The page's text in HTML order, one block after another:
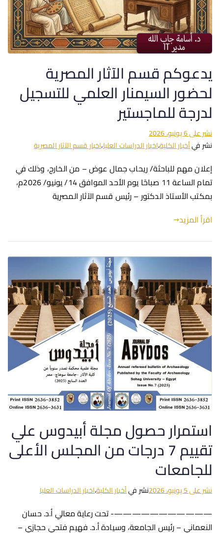
يدعوكم قسم الآثار المصرية
لحضور السيمنار العلمي للتسجيل
لدرجة للماجستير
نشر على6 يونيو، 2026
نشر فيأخبار الكلية،اخبار الدراسات العليا،اخبار قسم الآثار المصرية
إعلان مهم للباحثة/ ريحاب جمال عوض – من الخارج، وذلك في
تمام الساعة 11 صباحًا يوم الأحد الموافق 14/ يونيو/ 2026م،
بمكتب الأستاذ الدكتور – رئيس قسم الآثار المصرية
اقرأ المزيد
استمرار حصول مجلة أبيدوس علي
تقييم 7 درجات من المجلس الأعلى
للجامعات
نشر على5 يونيو، 2026 نشر فيأخبار الكلية،اخبار الدراسات العليا
———————————- تحت رعاية معالي أ.د. حسان
النعماني – رئيس الجامعة، وسيادة أ.د. فهيم فتحي حجازي –